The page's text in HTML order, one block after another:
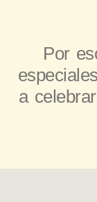
Por
a